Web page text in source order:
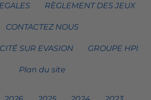
RÈGLEMENT DES JEUX
CONTACTEZ NOUS
SUR EVASION GROUPE HPI
Plan du site